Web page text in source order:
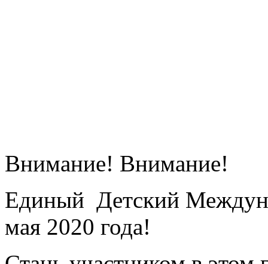
Внимание! Внимание!
Единый Детский
мая 2020 года!